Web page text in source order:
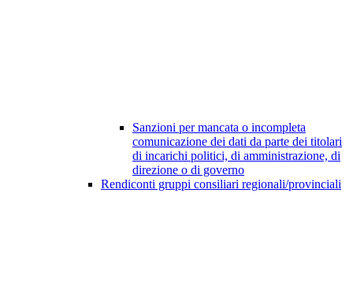
Sanzioni per mancata o incompleta
comunicazione dei dati da parte dei titolari
di incarichi politici, di amministrazione, di
direzione o di governo
Rendiconti gruppi consiliari regionali/provinciali